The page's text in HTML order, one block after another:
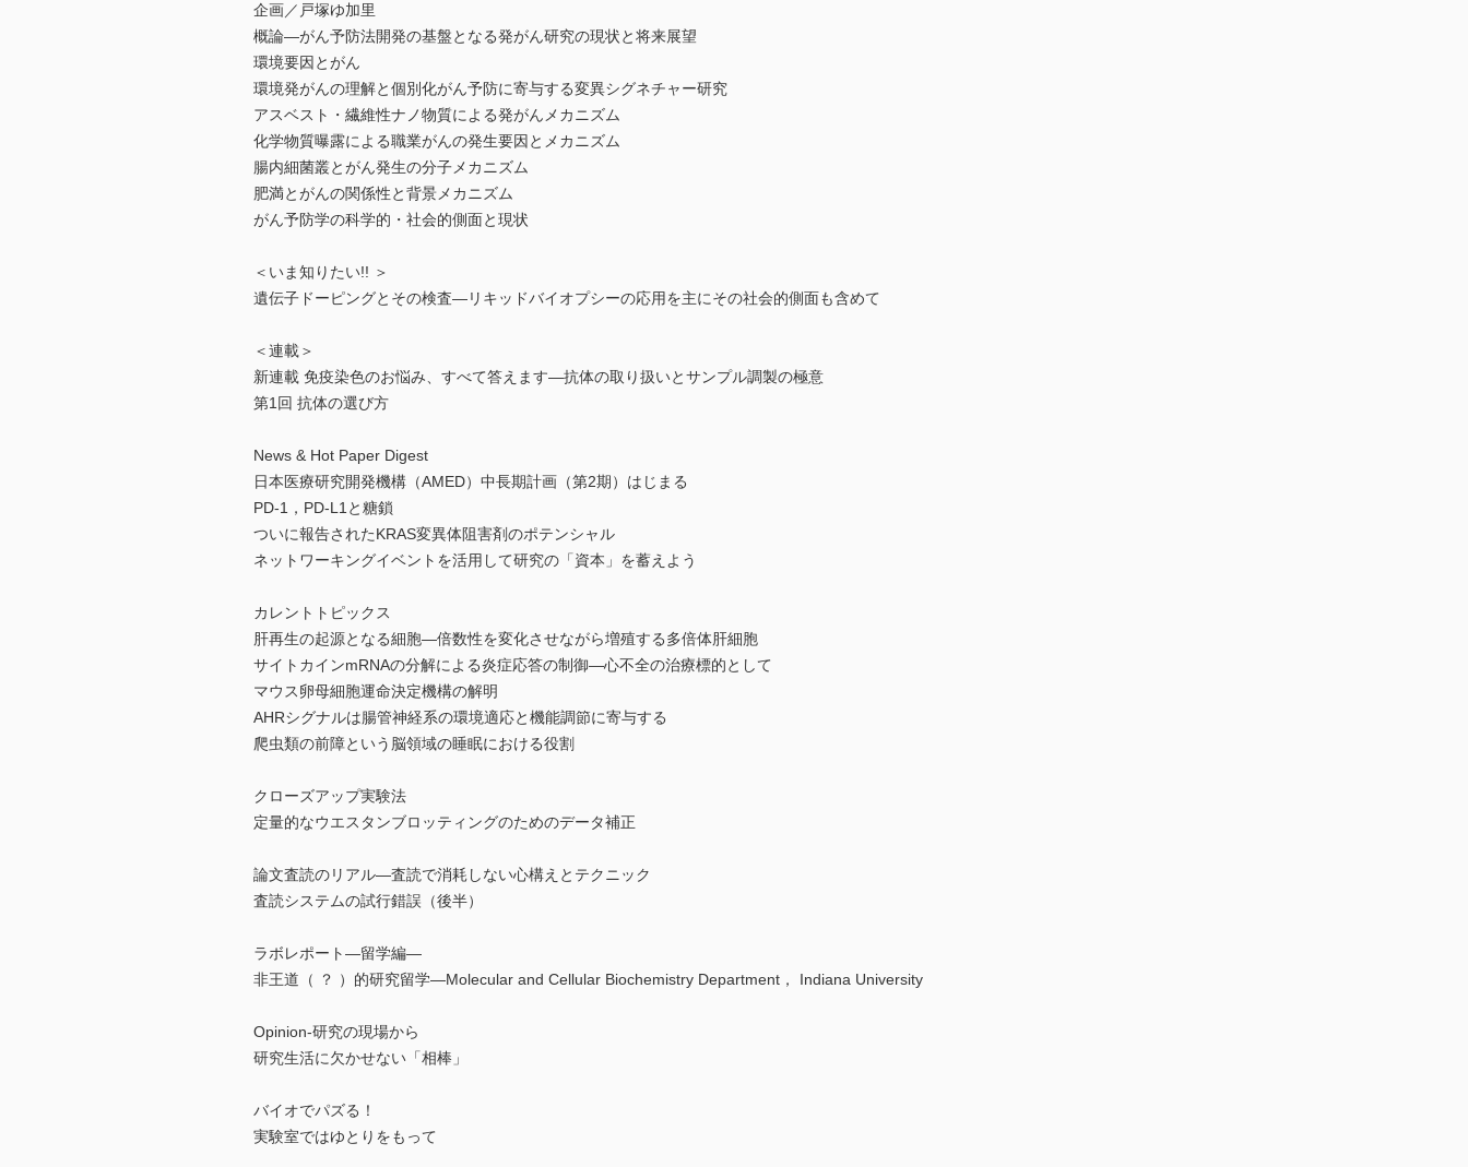
企画／戸塚ゆ加里
概論―がん予防法開発の基盤となる発がん研究の現状と将来展望
環境要因とがん
環境発がんの理解と個別化がん予防に寄与する変異シグネチャー研究
アスベスト・繊維性ナノ物質による発がんメカニズム
化学物質曝露による職業がんの発生要因とメカニズム
腸内細菌叢とがん発生の分子メカニズム
肥満とがんの関係性と背景メカニズム
がん予防学の科学的・社会的側面と現状
＜いま知りたい!! ＞
遺伝子ドーピングとその検査―リキッドバイオプシーの応用を主にその社会的側面も含めて
＜連載＞
新連載 免疫染色のお悩み、すべて答えます―抗体の取り扱いとサンプル調製の極意
第1回 抗体の選び方
News & Hot Paper Digest
日本医療研究開発機構（AMED）中長期計画（第2期）はじまる
PD-1，PD-L1と糖鎖
ついに報告されたKRAS変異体阻害剤のポテンシャル
ネットワーキングイベントを活用して研究の「資本」を蓄えよう
カレントトピックス
肝再生の起源となる細胞―倍数性を変化させながら増殖する多倍体肝細胞
サイトカインmRNAの分解による炎症応答の制御―心不全の治療標的として
マウス卵母細胞運命決定機構の解明
AHRシグナルは腸管神経系の環境適応と機能調節に寄与する
爬虫類の前障という脳領域の睡眠における役割
クローズアップ実験法
定量的なウエスタンブロッティングのためのデータ補正
論文査読のリアル―査読で消耗しない心構えとテクニック
査読システムの試行錯誤（後半）
ラボレポート―留学編―
非王道（ ？ ）的研究留学―Molecular and Cellular Biochemistry Department， Indiana University
Opinion-研究の現場から
研究生活に欠かせない「相棒」
バイオでパズる！
実験室ではゆとりをもって